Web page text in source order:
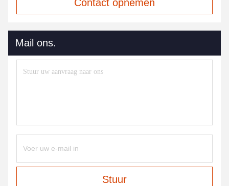
Contact opnemen
Mail ons.
Stuur